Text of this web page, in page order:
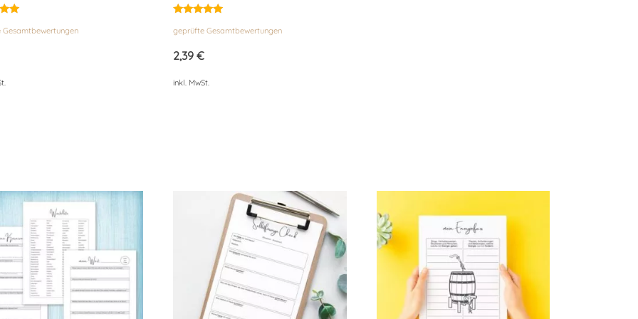
mit
von 5
geprüfte Gesamtbewertungen
2,39 €
inkl. MwSt.